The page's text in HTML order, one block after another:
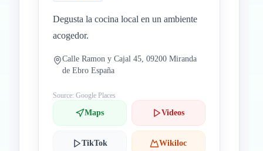
Degusta la cocina local en un ambiente
acogedor.
Calle Ramon y Cajal 45, 09200 Miranda
de Ebro España
Source: Google Places
Maps Videos
TikTok Wikiloc